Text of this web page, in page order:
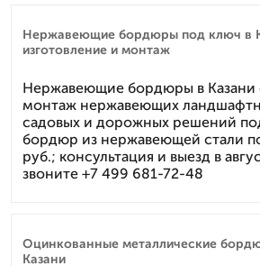
Нержавеющие бордюры под ключ в
изготовление и монтаж
Нержавеющие бордюры в
монтаж нержавеющих
садовых и дорожных решений
бордюр из нержавеющей стали
руб.; консультация и выезд в
звоните +7 499 681-72-48
Оцинкованные металлические
Казани